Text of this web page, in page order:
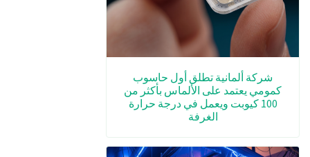
شركة ألمانية تطلق أول حاسوب
كمومي يعتمد على الألماس بأكثر من
100 كيوبت ويعمل في درجة حرارة
الغرفة